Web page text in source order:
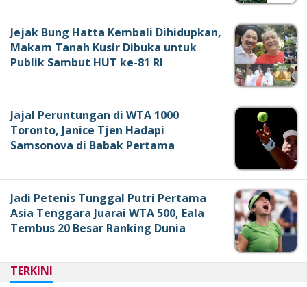
Jejak Bung Hatta Kembali Dihidupkan,
Makam Tanah Kusir Dibuka untuk
Publik Sambut HUT ke-81 RI
Jajal Peruntungan di WTA 1000
Toronto, Janice Tjen Hadapi
Samsonova di Babak Pertama
Jadi Petenis Tunggal Putri Pertama
Asia Tenggara Juarai WTA 500, Eala
Tembus 20 Besar Ranking Dunia
TERKINI